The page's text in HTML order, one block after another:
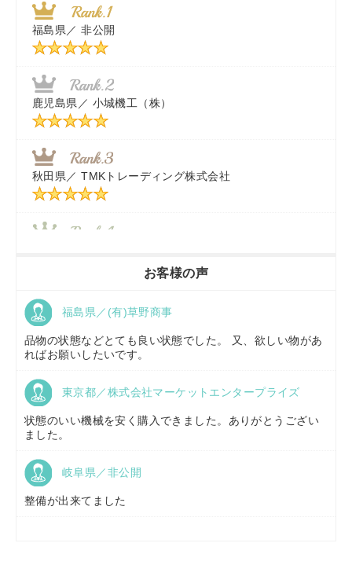
千葉県／ 株式会社テクノ・タカ
福岡県／株式会社カドワキ機械（旧ナカガワ農機商会）
東京都／
秋田県／ TMKトレーディング株式会社
福島県／ 非公開
鹿児島県／ 小城機工（株）
秋田県／ TMKトレーディング株式会社
京都府／
福島県／(有)草野商事
山形県／株式会社ノーキステージ
お客様の声
福島県／(有)草野商事
品物の状態などとても良い状態でした。 又、欲しい物があ
ればお願いしたいです。
東京都／株式会社マーケットエンタープライズ
状態のいい機械を安く購入できました。ありがとうござい
ました。
岐阜県／非公開
整備が出来てました